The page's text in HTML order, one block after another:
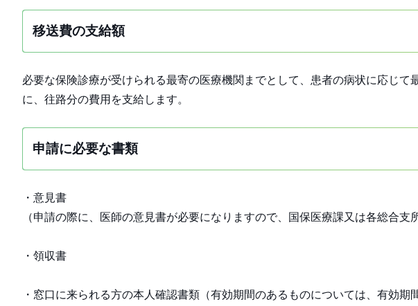
移送費の支給額
必要な保険診療が受けられる最寄の医療機関までとして、患者の病状に応じ
に、往路分の費用を支給します。
申請に必要な書類
・意見書
（申請の際に、医師の意見書が必要になりますので、国保医療課又は各総合支
・領収書
・窓口に来られる方の本人確認書類（有効期間のあるものについては、有効期